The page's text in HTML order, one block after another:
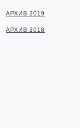
АРХИВ 2019
АРХИВ 2018